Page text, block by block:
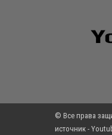
© Все права
источник -